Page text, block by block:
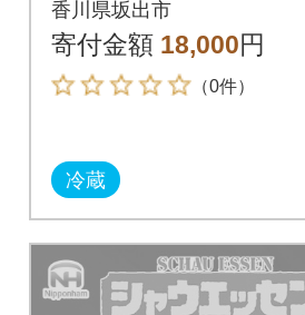
セット 食品 冷蔵 日本
ハム
香川県坂出市
寄付金額 18,000円
（0件）
冷蔵